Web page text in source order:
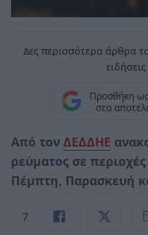
Δες περισσότερα άρθρα
Προσθήκη
στα
Από τον ΔΕΔΔΗΕ
ρεύματος σε
Πέμπτη, Παρασκευή
7